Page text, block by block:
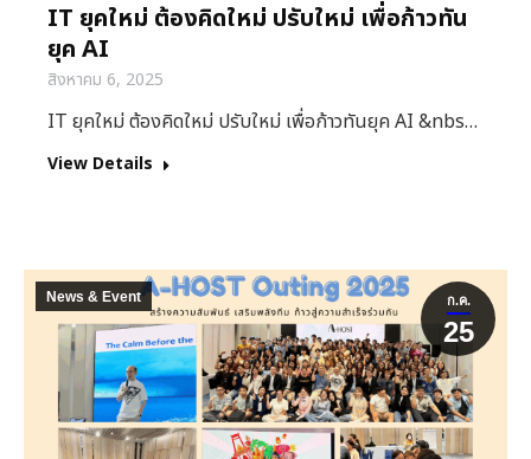
IT ยุคใหม่ ต้องคิดใหม่ ปรับใหม่ เพื่อก้าวทัน
ยุค AI
สิงหาคม 6, 2025
IT ยุคใหม่ ต้องคิดใหม่ ปรับใหม่ เพื่อก้าวทันยุค AI &nbs…
View Details
ก.ค.
25
News & Event